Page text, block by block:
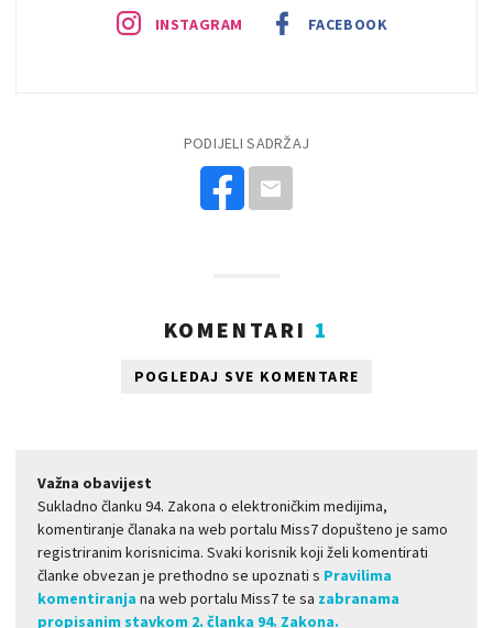
INSTAGRAM FACEBOOK
PODIJELI SADRŽAJ
KOMENTARI 1
POGLEDAJ SVE KOMENTARE
Važna obavijest
Sukladno članku 94. Zakona o elektroničkim medijima,
komentiranje članaka na web portalu Miss7 dopušteno je samo
registriranim korisnicima. Svaki korisnik koji želi komentirati
članke obvezan je prethodno se upoznati s Pravilima
komentiranja na web portalu Miss7 te sa zabranama
propisanim stavkom 2. članka 94. Zakona.